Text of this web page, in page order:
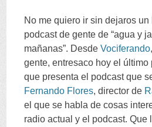
No me quiero ir sin dejaros
podcast de gente de “agua y
mañanas”. Desde Vociferando,
gente,entresaco hoy el último
que presenta el podcast que
Fernando Flores,director de
el que se habla de cosas
radio actual y el podcast.Que